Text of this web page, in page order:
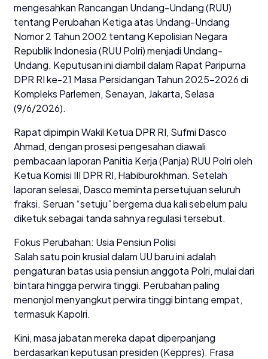
mengesahkan Rancangan Undang-Undang (RUU)
tentang Perubahan Ketiga atas Undang-Undang
Nomor 2 Tahun 2002 tentang Kepolisian Negara
Republik Indonesia (RUU Polri) menjadi Undang-
Undang. Keputusan ini diambil dalam Rapat Paripurna
DPR RI ke-21 Masa Persidangan Tahun 2025–2026 di
Kompleks Parlemen, Senayan, Jakarta, Selasa
(9/6/2026).
Rapat dipimpin Wakil Ketua DPR RI, Sufmi Dasco
Ahmad, dengan prosesi pengesahan diawali
pembacaan laporan Panitia Kerja (Panja) RUU Polri oleh
Ketua Komisi III DPR RI, Habiburokhman. Setelah
laporan selesai, Dasco meminta persetujuan seluruh
fraksi. Seruan “setuju” bergema dua kali sebelum palu
diketuk sebagai tanda sahnya regulasi tersebut.
Fokus Perubahan: Usia Pensiun Polisi
Salah satu poin krusial dalam UU baru ini adalah
pengaturan batas usia pensiun anggota Polri, mulai dari
bintara hingga perwira tinggi. Perubahan paling
menonjol menyangkut perwira tinggi bintang empat,
termasuk Kapolri.
Kini, masa jabatan mereka dapat diperpanjang
berdasarkan keputusan presiden (Keppres). Frasa